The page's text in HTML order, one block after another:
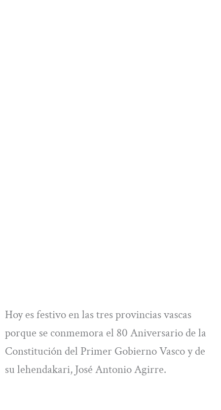
Hoy es festivo en las tres provincias vascas
porque se conmemora el 80 Aniversario de la
Constitución del Primer Gobierno Vasco y de
su lehendakari, José Antonio Agirre.